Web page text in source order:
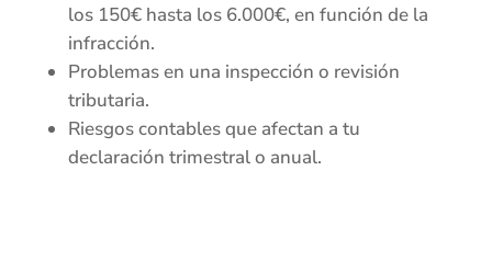
los 150€ hasta los 6.000€, en función de la
infracción.
Problemas en una inspección o revisión
tributaria.
Riesgos contables que afectan a tu
declaración trimestral o anual.